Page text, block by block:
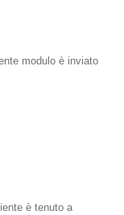
modulo è inviato
è tenuto a